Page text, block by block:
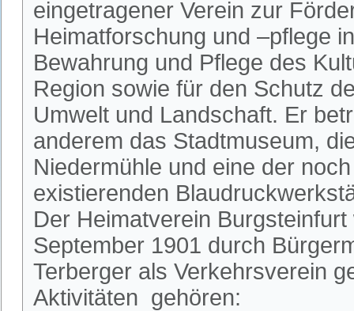
eingetragener Verein zur
Heimatforschung und –pflege
Bewahrung und Pflege des
Region sowie für den Schutz
Umwelt und Landschaft. Er
anderem das Stadtmuseum,
Niedermühle und eine der
existierenden
Der Heimatverein
September 1901 durch
Terberger als Verkehrsverein
Aktivitäten gehören: